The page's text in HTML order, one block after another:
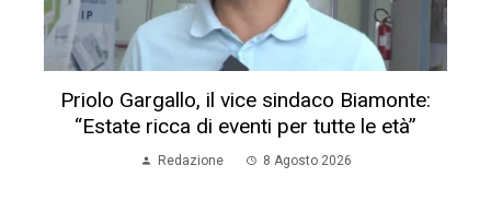
Priolo Gargallo, il vice sindaco Biamonte:
“Estate ricca di eventi per tutte le età”
Redazione 8 Agosto 2026